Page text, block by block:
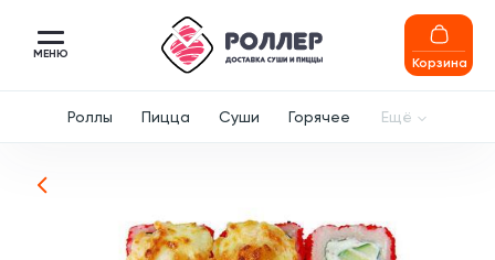
МЕНЮ
Корзина
Роллы Пицца Суши Горячее Ещё